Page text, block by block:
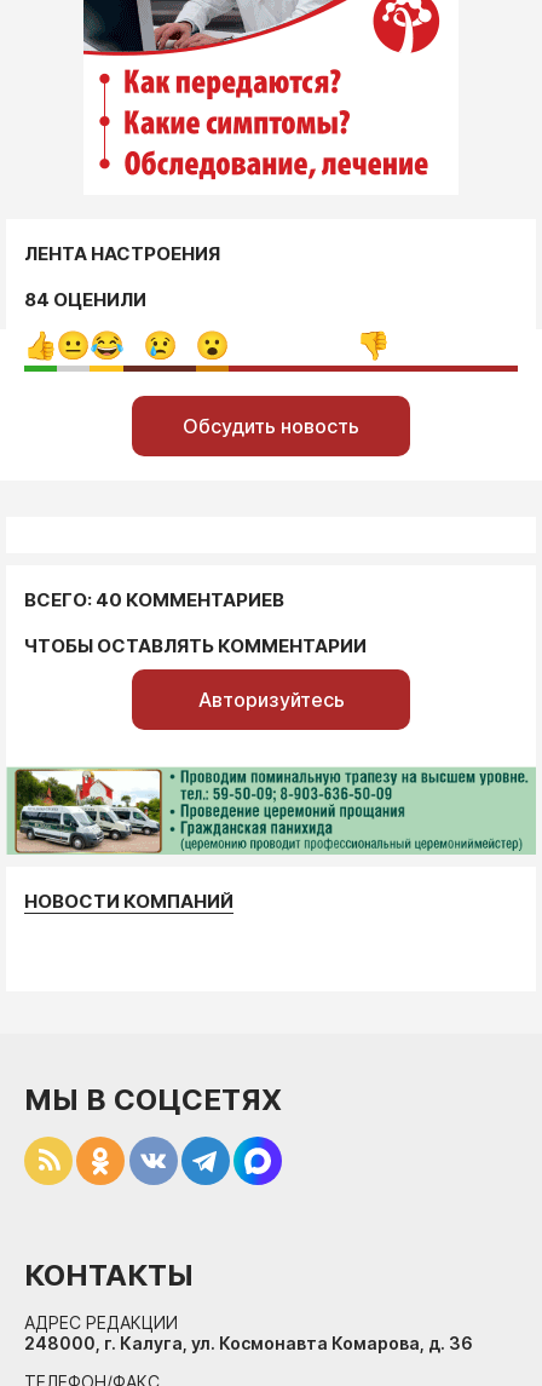
ЛЕНТА НАСТРОЕНИЯ
84 ОЦЕНИЛИ
Обсудить новость
ВСЕГО: 40 КОММЕНТАРИЕВ
ЧТОБЫ ОСТАВЛЯТЬ КОММЕНТАРИИ
Авторизуйтесь
НОВОСТИ КОМПАНИЙ
МЫ В СОЦСЕТЯХ
КОНТАКТЫ
АДРЕС РЕДАКЦИИ
248000, г. Калуга, ул. Космонавта Комарова, д. 36